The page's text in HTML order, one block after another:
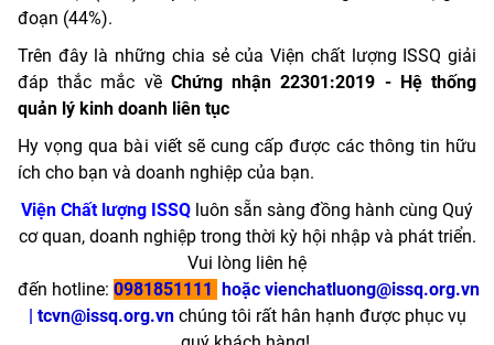
đoạn (44%).
Trên đây là những chia sẻ của Viện chất lượng ISSQ giải
đáp thắc mắc về Chứng nhận 22301:2019 - Hệ thống
quản lý kinh doanh liên tục
Hy vọng qua bài viết sẽ cung cấp được các thông tin hữu
ích cho bạn và doanh nghiệp của bạn.
Viện Chất lượng ISSQ luôn sẵn sàng đồng hành cùng Quý
cơ quan, doanh nghiệp trong thời kỳ hội nhập và phát triển.
Vui lòng liên hệ
đến hotline: 0981851111 hoặc vienchatluong@issq.org.vn
| tcvn@issq.org.vnchúng tôi rất hân hạnh được phục vụ